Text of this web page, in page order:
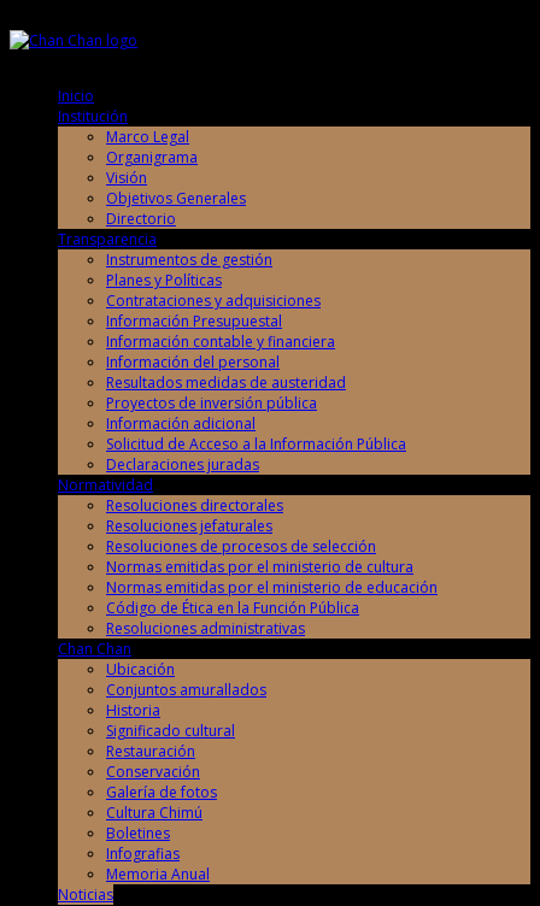
Inicio
Institución
Marco Legal
Organigrama
Visión
Objetivos Generales
Directorio
Transparencia
Instrumentos de gestión
Planes y Políticas
Contrataciones y adquisiciones
Información Presupuestal
Información contable y financiera
Información del personal
Resultados medidas de austeridad
Proyectos de inversión pública
Información adicional
Solicitud de Acceso a la Información Pública
Declaraciones juradas
Normatividad
Resoluciones directorales
Resoluciones jefaturales
Resoluciones de procesos de selección
Normas emitidas por el ministerio de cultura
Normas emitidas por el ministerio de educación
Código de Ética en la Función Pública
Resoluciones administrativas
Chan Chan
Ubicación
Conjuntos amurallados
Historia
Significado cultural
Restauración
Conservación
Galería de fotos
Cultura Chimú
Boletines
Infografias
Memoria Anual
Noticias